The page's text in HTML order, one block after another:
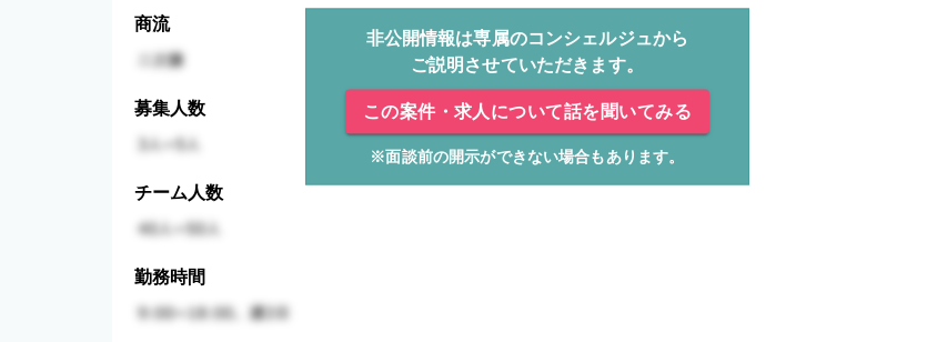
商流
非公開情報は専属のコンシェルジュから
ご説明させていただきます。
この案件・求人について話を聞いてみる
※面談前の開示ができない場合もあります。
募集人数
チーム人数
勤務時間